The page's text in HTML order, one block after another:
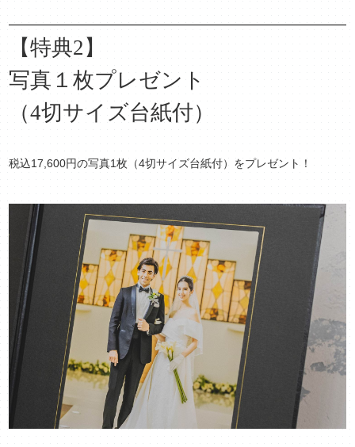
【特典2】
写真１枚プレゼント
（4切サイズ台紙付）
税込17,600円の写真1枚（4切サイズ台紙付）をプレゼント！